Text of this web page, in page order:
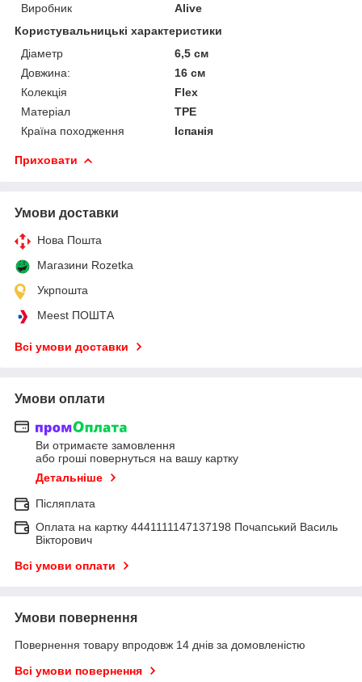
Виробник
Alive
Користувальницькі характеристики
Діаметр
6,5 см
Довжина:
16 см
Колекція
Flex
Матеріал
TPE
Країна походження
Іспанія
Приховати
Умови доставки
Нова Пошта
Магазини Rozetka
Укрпошта
Meest ПОШТА
Всі умови доставки
Умови оплати
Ви отримаєте замовлення
або гроші повернуться на вашу картку
Детальніше
Післяплата
Оплата на картку 4441111147137198 Почапський Василь
Вікторович
Всі умови оплати
Умови повернення
Повернення товару впродовж 14 днів за домовленістю
Всі умови повернення